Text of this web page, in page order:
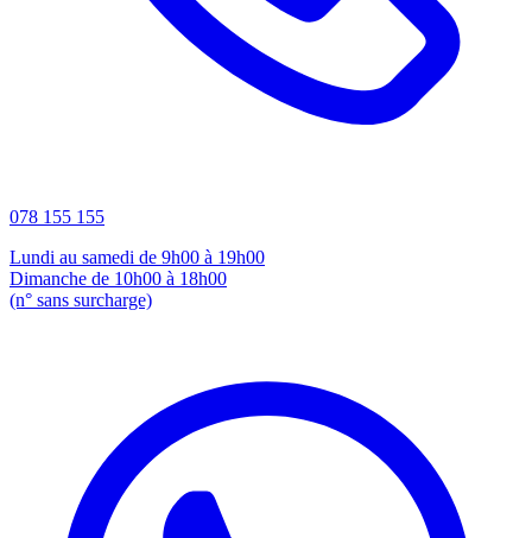
078 155 155
Lundi au samedi de 9h00 à 19h00
Dimanche de 10h00 à 18h00
(n° sans surcharge)